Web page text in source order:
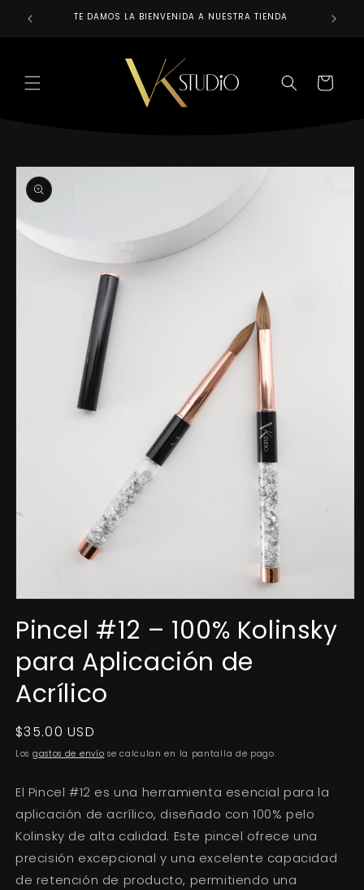
directamenteTE DAMOS LA BIENVENIDA A NUESTRA TIENDA
CARRITO
directamente
a la
información
elemento
multimedia
1
una
ventana
modal
Pincel #12 – 100% Kolinsky
para Aplicación de
Acrílico
Precio
habitual
$35.00 USD
Los gastos de envío se calculan en la pantalla de pago.
El Pincel #12 es una herramienta esencial para la
aplicación de acrílico, diseñado con 100% pelo
Kolinsky de alta calidad. Este pincel ofrece una
precisión excepcional y una excelente capacidad
de retención de producto, permitiendo una